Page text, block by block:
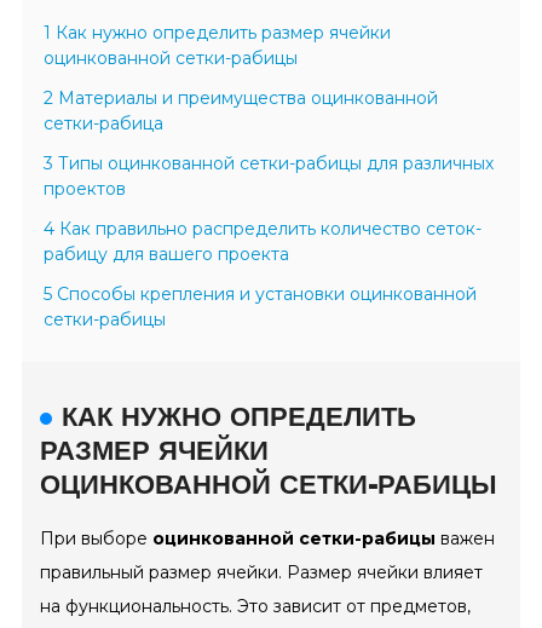
1 Как нужно определить размер ячейки
оцинкованной сетки-рабицы
2 Материалы и преимущества оцинкованной
сетки-рабица
3 Типы оцинкованной сетки-рабицы для различных
проектов
4 Как правильно распределить количество сеток-
рабицу для вашего проекта
5 Способы крепления и установки оцинкованной
сетки-рабицы
КАК НУЖНО ОПРЕДЕЛИТЬ
РАЗМЕР ЯЧЕЙКИ
ОЦИНКОВАННОЙ СЕТКИ-РАБИЦЫ
При выборе оцинкованной сетки-рабицы важен
правильный размер ячейки. Размер ячейки влияет
на функциональность. Это зависит от предметов,